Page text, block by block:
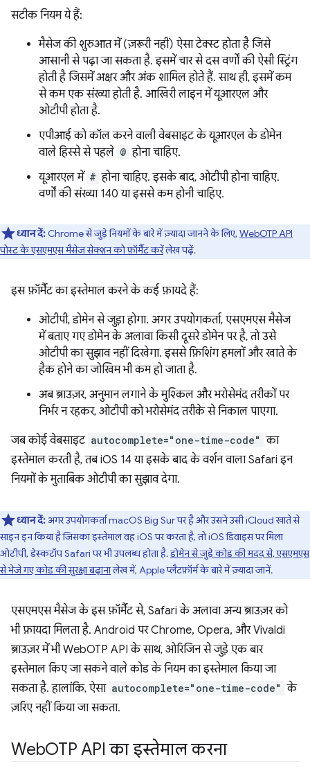
सटीक नियम ये हैं:
मैसेज की शुरुआत में (ज़रूरी नहीं) ऐसा टेक्स्ट होता है जिसे
आसानी से पढ़ा जा सकता है. इसमें चार से दस वर्णों की ऐसी स्ट्रिंग
होती है जिसमें अक्षर और अंक शामिल होते हैं. साथ ही, इसमें कम
से कम एक संख्या होती है. आखिरी लाइन में यूआरएल और
ओटीपी होता है.
एपीआई को कॉल करने वाली वेबसाइट के यूआरएल के डोमेन
वाले हिस्से से पहले @ होना चाहिए.
यूआरएल में # होना चाहिए. इसके बाद, ओटीपी होना चाहिए.
वर्णों की संख्या 140 या इससे कम होनी चाहिए.
ध्यान दें: Chrome से जुड़े नियमों के बारे में ज़्यादा जानने के लिए, WebOTP API
पोस्ट के एसएमएस मैसेज सेक्शन को फ़ॉर्मैट करेंलेख पढ़ें.
इस फ़ॉर्मैट का इस्तेमाल करने के कई फ़ायदे हैं:
ओटीपी, डोमेन से जुड़ा होगा. अगर उपयोगकर्ता, एसएमएस मैसेज
में बताए गए डोमेन के अलावा किसी दूसरे डोमेन पर है, तो उसे
ओटीपी का सुझाव नहीं दिखेगा. इससे फ़िशिंग हमलों और खाते के
हैक होने का जोखिम भी कम हो जाता है.
अब ब्राउज़र, अनुमान लगाने के मुश्किल और भरोसेमंद तरीकों पर
निर्भर न रहकर, ओटीपी को भरोसेमंद तरीके से निकाल पाएगा.
जब कोई वेबसाइट autocomplete="one-time-code" का
इस्तेमाल करती है, तब iOS 14 या इसके बाद के वर्शन वाला Safari इन
नियमों के मुताबिक ओटीपी का सुझाव देगा.
ध्यान दें:अगर उपयोगकर्ता macOS Big Sur पर है और उसने उसी iCloud खाते से
साइन इन किया है जिसका इस्तेमाल वह iOS पर करता है, तो iOS डिवाइस पर मिला
ओटीपी, डेस्कटॉप Safari पर भी उपलब्ध होता है.डोमेन से जुड़े कोड की मदद से, एसएमएस
से भेजे गए कोड की सुरक्षा बढ़ानालेख में, Apple प्लैटफ़ॉर्म के बारे में ज़्यादा जानें.
एसएमएस मैसेज के इस फ़ॉर्मैट से, Safari के अलावा अन्य ब्राउज़र को
भी फ़ायदा मिलता है. Android पर Chrome, Opera, और Vivaldi
ब्राउज़र में भी WebOTP API के साथ, ओरिजिन से जुड़े एक बार
इस्तेमाल किए जा सकने वाले कोड के नियम का इस्तेमाल किया जा
सकता है. हालांकि, ऐसा autocomplete="one-time-code" के
ज़रिए नहीं किया जा सकता.
WebOTP API का इस्तेमाल करना